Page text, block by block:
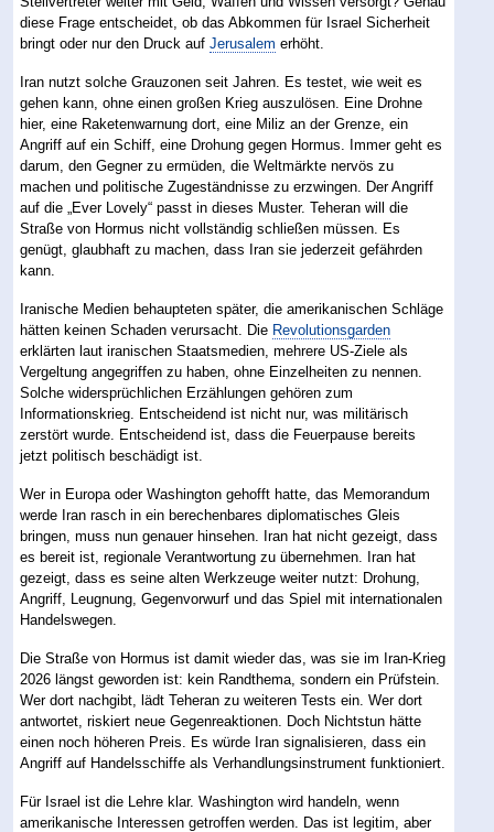
diese Frage entscheidet, ob das Abkommen für Israel Sicherheit
bringt oder nur den Druck aufJerusalem erhöht.
Iran nutzt solche Grauzonen seit Jahren. Es testet, wie weit es
gehen kann, ohne einen großen Krieg auszulösen. Eine Drohne
hier, eine Raketenwarnung dort, eine Miliz an der Grenze, ein
Angriff auf ein Schiff, eine Drohung gegen Hormus. Immer geht es
darum, den Gegner zu ermüden, die Weltmärkte nervös zu
machen und politische Zugeständnisse zu erzwingen. Der Angriff
auf die „Ever Lovely“ passt in dieses Muster. Teheran will die
Straße von Hormus nicht vollständig schließen müssen. Es
genügt, glaubhaft zu machen, dass Iran sie jederzeit gefährden
kann.
Iranische Medien behaupteten später, die amerikanischen Schläge
hätten keinen Schaden verursacht. Die Revolutionsgarden
erklärten laut iranischen Staatsmedien, mehrere US-Ziele als
Vergeltung angegriffen zu haben, ohne Einzelheiten zu nennen.
Solche widersprüchlichen Erzählungen gehören zum
Informationskrieg. Entscheidend ist nicht nur, was militärisch
zerstört wurde. Entscheidend ist, dass die Feuerpause bereits
jetzt politisch beschädigt ist.
Wer in Europa oder Washington gehofft hatte, das Memorandum
werde Iran rasch in ein berechenbares diplomatisches Gleis
bringen, muss nun genauer hinsehen. Iran hat nicht gezeigt, dass
es bereit ist, regionale Verantwortung zu übernehmen. Iran hat
gezeigt, dass es seine alten Werkzeuge weiter nutzt: Drohung,
Angriff, Leugnung, Gegenvorwurf und das Spiel mit internationalen
Handelswegen.
Die Straße von Hormus ist damit wieder das, was sie im Iran-Krieg
2026 längst geworden ist: kein Randthema, sondern ein Prüfstein.
Wer dort nachgibt, lädt Teheran zu weiteren Tests ein. Wer dort
antwortet, riskiert neue Gegenreaktionen. Doch Nichtstun hätte
einen noch höheren Preis. Es würde Iran signalisieren, dass ein
Angriff auf Handelsschiffe als Verhandlungsinstrument funktioniert.
Für Israel ist die Lehre klar. Washington wird handeln, wenn
amerikanische Interessen getroffen werden. Das ist legitim, aber